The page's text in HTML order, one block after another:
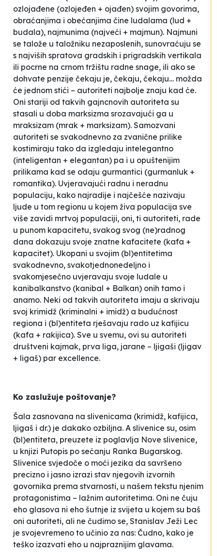
ozlojađene (ozlojeđen + ojađen) svojim govorima,
obraćanjima i obećanjima čine ludalama (lud +
budala), najmunima (najveći + majmun). Najmuni
se talože u taložniku nezaposlenih, sunovraćuju se
s najviših spratova gradskih i prigradskih vertikala
ili pocrne na crnom tržištu radne snage, ili ako se
dohvate penzije čekaju je, čekaju, čekaju… možda
će jednom stići – autoriteti najbolje znaju kad će.
Oni stariji od takvih gajncnovih autoriteta su
stasali u doba marksizma srozavajući ga u
mraksizam (mrak + marksizam). Samozvani
autoriteti se svakodnevno za zvanične prilike
kostimiraju tako da izgledaju intelegantno
(inteligentan + elegantan) pa i u opuštenijim
prilikama kad se odaju gurmantici (gurmanluk +
romantika). Uvjeravajući radnu i neradnu
populaciju, kako najradije i najčešće nazivaju
ljude u tom regionu u kojem živa populacija sve
više zavidi mrtvoj populaciji, oni, ti autoriteti, rade
u punom kapacitetu, svakog svog (ne)radnog
dana dokazuju svoje znatne kafacitete (kafa +
kapacitet). Ukopani u svojim (bl)entitetima
svakodnevno, svakotjednonedeljno i
svakomjesečno uvjeravaju svoje ludale u
kanibalkanstvo (kanibal + Balkan) onih tamo i
anamo. Neki od takvih autoriteta imaju a skrivaju
svoj krimidž (kriminalni + imidž) a budućnost
regiona i (bl)entiteta rješavaju rado uz kafijicu
(kafa + rakijica). Sve u svemu, ovi su autoriteti
društveni kajmak, prva liga, jarane – ljigaši (ljigav
+ ligaš) par excellence.
Ko zaslužuje poštovanje?
Šala zasnovana na slivenicama (krimidž, kafijica,
ljigaš i dr.) je dakako ozbiljna. A slivenice su, osim
(bl)entiteta, preuzete iz poglavlja Nove slivenice,
u knjizi Putopis po sećanju Ranka Bugarskog.
Slivenice svjedoče o moći jezika da savršeno
precizno i jasno izrazi stav njegovih izvornih
govornika prema stvarnosti, u našem tekstu njenim
protagonistima – lažnim autoritetima. Oni ne čuju
eho glasova ni eho šutnje iz svijeta u kojem su baš
oni autoriteti, ali ne čudimo se, Stanislav Ježi Lec
je svojevremeno to učinio za nas: Čudno, kako je
teško izazvati eho u najpraznijim glavama.